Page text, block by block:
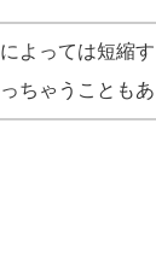
よっては短縮
ちゃうこともあ